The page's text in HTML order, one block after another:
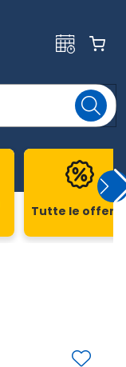
Tutte le